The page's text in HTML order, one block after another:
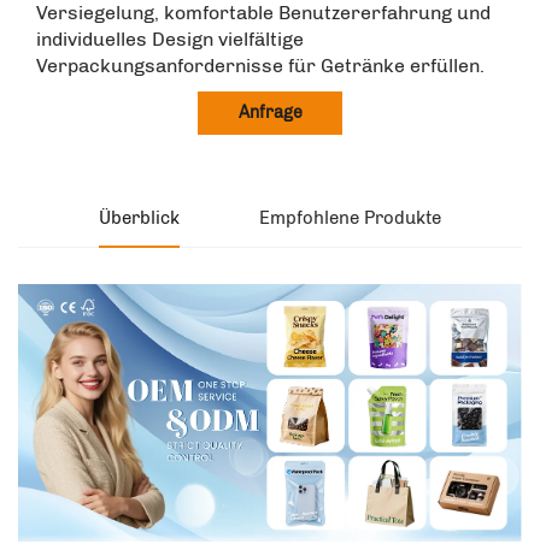
Versiegelung, komfortable Benutzererfahrung und
individuelles Design vielfältige
Verpackungsanfordernisse für Getränke erfüllen.
Anfrage
Überblick Empfohlene Produkte